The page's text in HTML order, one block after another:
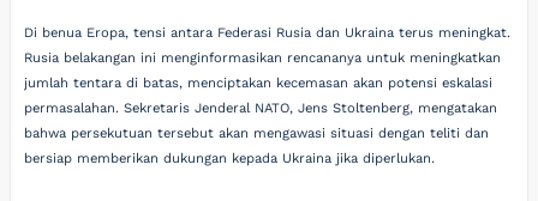
Di benua Eropa, tensi antara Federasi Rusia dan Ukraina terus meningkat.
Rusia belakangan ini menginformasikan rencananya untuk meningkatkan
jumlah tentara di batas, menciptakan kecemasan akan potensi eskalasi
permasalahan. Sekretaris Jenderal NATO, Jens Stoltenberg, mengatakan
bahwa persekutuan tersebut akan mengawasi situasi dengan teliti dan
bersiap memberikan dukungan kepada Ukraina jika diperlukan.